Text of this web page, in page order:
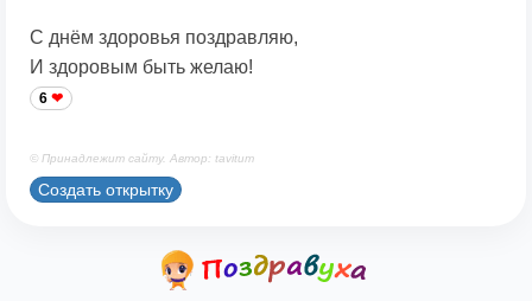
С днём здоровья поздравляю,
И здоровым быть желаю!
6
© Принадлежит сайту. Автор: tavitum
Создать открытку